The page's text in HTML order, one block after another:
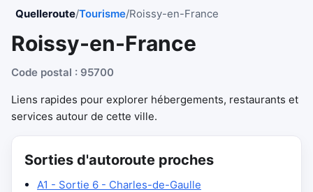
Quelleroute/Tourisme/Roissy-en-France
Roissy-en-France
Code postal : 95700
Liens rapides pour explorer hébergements, restaurants et
services autour de cette ville.
Sorties d'autoroute proches
A1 - Sortie 6 - Charles-de-Gaulle